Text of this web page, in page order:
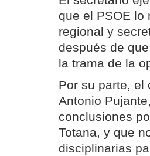
que el PSOE lo
regional y
después de
la trama de la
Por su parte, el
Antonio
conclusiones
Totana, y que
disciplinarias